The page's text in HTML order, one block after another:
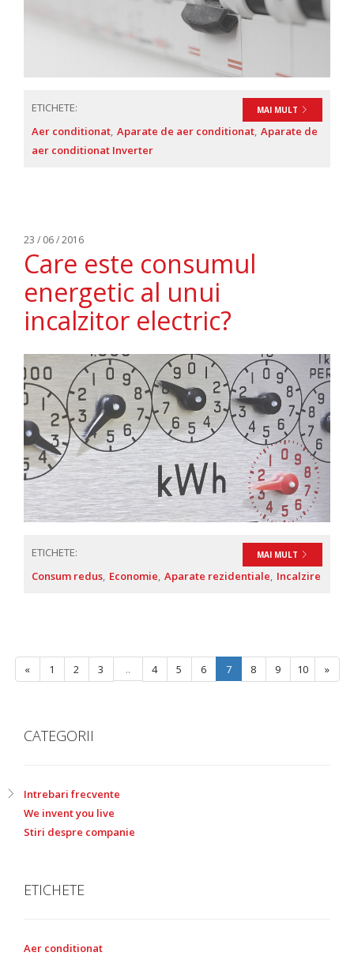
MAI MULT
ETICHETE:
Aer conditionat Aparate de aer conditionat Aparate de
aer conditionat Inverter
23 / 06 / 2016
Care este consumul
energetic al unui
incalzitor electric?
MAI MULT
ETICHETE:
Consum redus Economie Aparate rezidentiale Incalzire
« 1 2 3 .. 4 5 6 7 8 9 10 »
CATEGORII
Intrebari frecvente
We invent you live
Stiri despre companie
ETICHETE
Aer conditionat